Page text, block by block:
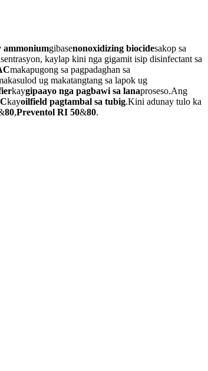
ammoniumgibasenonoxidizing biocidesakop sa
kaylap kini nga gigamit isip disinfectant sa
makapugong sa pagpadaghan sa
ug makatangtang sa lapok ug
kaygipaayo nga pagbawi sa lanaproseso.Ang
kayoilfield pagtambal sa tubig.Kini adunay tulo ka
80,Preventol RI 50&80.